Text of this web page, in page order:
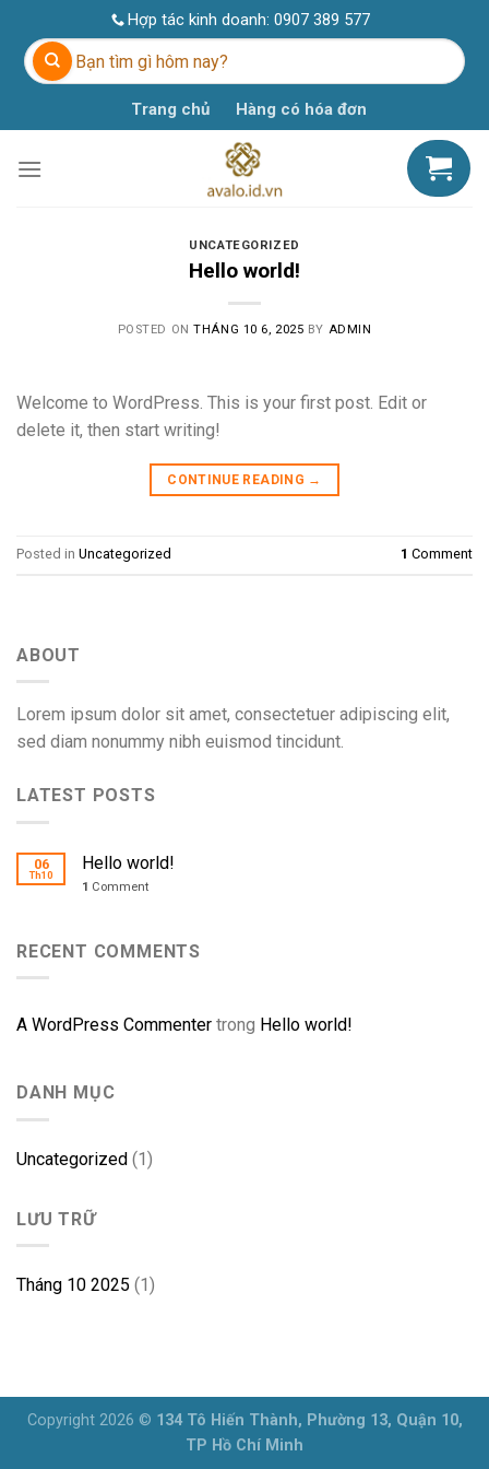
content
Hợp tác kinh doanh: 0907 389 577
Tìm
kiếm:
Trang chủ Hàng có hóa đơn
UNCATEGORIZED
Hello world!
POSTED ONTHÁNG 10 6, 2025 BY ADMIN
Welcome to WordPress. This is your first post. Edit or
delete it, then start writing!
CONTINUE READING →
Posted in Uncategorized 1 Comment
ABOUT
Lorem ipsum dolor sit amet, consectetuer adipiscing elit,
sed diam nonummy nibh euismod tincidunt.
LATEST POSTS
06
Th10
Hello world!
1 Comment
RECENT COMMENTS
A WordPress Commenter trong Hello world!
DANH MỤC
Uncategorized (1)
LƯU TRỮ
Tháng 10 2025 (1)
Copyright 2026 © 134 Tô Hiến Thành, Phường 13, Quận 10,
TP Hồ Chí Minh